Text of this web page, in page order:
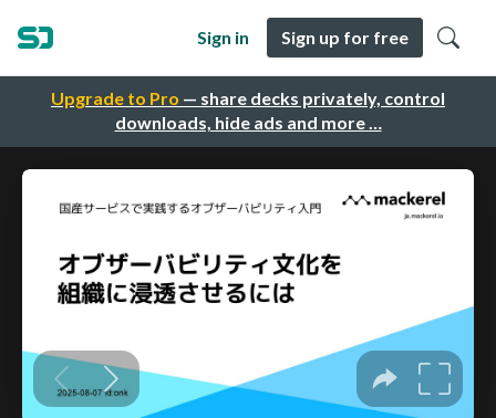
Upgrade to Pro — share decks privately, control
downloads, hide ads and more …
Sign in Sign up for free